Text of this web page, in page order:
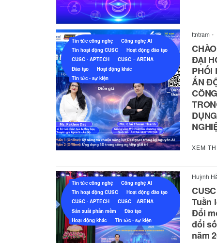
Tin tức công nghệ
Công nghệ AI
Tin hoạt động CUSC
Hoạt động đào tạo
CUSC - APTECH
CUSC – ARENA
Đào tạo
Hoạt động khác
Tin tức - sự kiện
ttntram •
ĐẠI
PHỐI
ẤN
XEM
Tin tức công nghệ
Công nghệ AI
Tin hoạt động CUSC
Hoạt động đào tạo
CUSC - APTECH
CUSC – ARENA
Sản xuất phần mềm
Đào tạo
Hoạt động khác
Tin tức - sự kiện
Huỳnh
Tuần
Đổi
đổi
năm